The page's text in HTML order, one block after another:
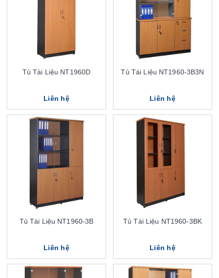
Tủ Tài Liệu NT1960D
Liên hệ
Tủ Tài Liệu NT1960-3B3N
Liên hệ
Tủ Tài Liệu NT1960-3B
Liên hệ
Tủ Tài Liệu NT1960-3BK
Liên hệ